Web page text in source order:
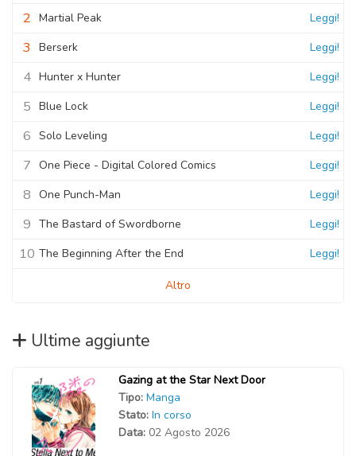
2 Martial Peak Leggi!
3 Berserk Leggi!
4 Hunter x Hunter Leggi!
5 Blue Lock Leggi!
6 Solo Leveling Leggi!
7 One Piece - Digital Colored Comics Leggi!
8 One Punch-Man Leggi!
9 The Bastard of Swordborne Leggi!
10 The Beginning After the End Leggi!
Altro
Ultime aggiunte
Gazing at the Star Next Door
Tipo: Manga
Stato: In corso
Data: 02 Agosto 2026